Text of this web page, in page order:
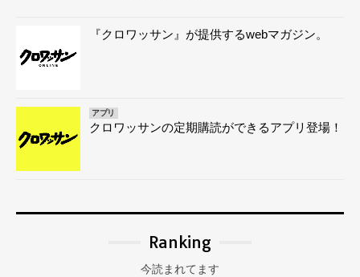
『クロワッサン』が提供するwebマガジン。
アプリ
クロワッサンの定期購読ができるアプリ登場！
Ranking
今読まれてます